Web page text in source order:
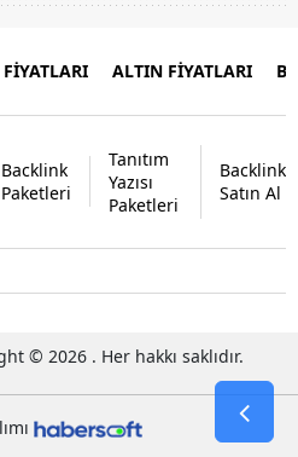
ALTIN FİYATLARI
Backlink
Paketleri
Tanıtım
Yazısı
Paketleri
Backlink
Satın Al
© 2026 . Her hakkı saklıdır.